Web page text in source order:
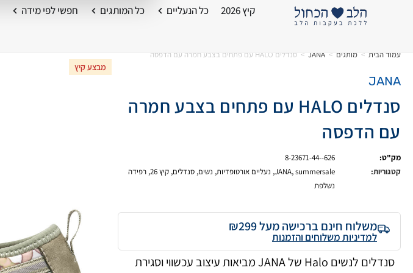
קיץ 2026 כל הנעליים כל המותגים חפשי לפי מידה
עמוד הבית > מותגים >
JANA
> סנדלים HALO עם פתחים בצבע חמרה עם הדפסה
JANA
סנדלים HALO עם פתחים בצבע חמרה
עם הדפסה
מק"ט:
8-23671-44--626
קטגוריות:
JANA,summersale
, נעליים אורטופדיות, נשים, סנדלים, קיץ 26 , רפידה
נשלפת
משלוח חינם ברכישה מעל ₪299
למדיניות משלוחים והזמנות
סנדלים לנשים Halo של JANA מביאות עיצוב עכשווי וסגירת
מבצע קיץ